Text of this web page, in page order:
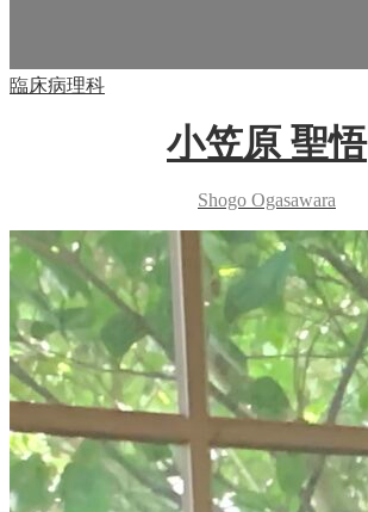
臨床病理科
小笠原 聖悟
Shogo Ogasawara